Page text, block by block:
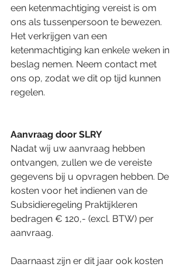
een ketenmachtiging vereist is om
ons als tussenpersoon te bewezen.
Het verkrijgen van een
ketenmachtiging kan enkele weken in
beslag nemen. Neem contact met
ons op, zodat we dit op tijd kunnen
regelen.
Aanvraag door SLRY
Nadat wij uw aanvraag hebben
ontvangen, zullen we de vereiste
gegevens bij u opvragen hebben. De
kosten voor het indienen van de
Subsidieregeling Praktijkleren
bedragen € 120,- (excl. BTW) per
aanvraag.
Daarnaast zijn er dit jaar ook kosten